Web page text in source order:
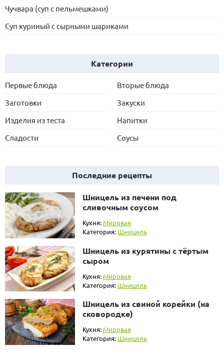
Чучвара (суп с пельмешками)
Суп куриный с сырными шариками
Категории
Первые блюда
Вторые блюда
Заготовки
Закуски
Изделия из теста
Напитки
Сладости
Соусы
Последние рецепты
Шницель из печени под
сливочным соусом
Кухня: Мировая
Категория: Шницель
Шницель из курятины с тёртым
сыром
Кухня: Мировая
Категория: Шницель
Шницель из свиной корейки (на
сковородке)
Кухня: Мировая
Категория: Шницель